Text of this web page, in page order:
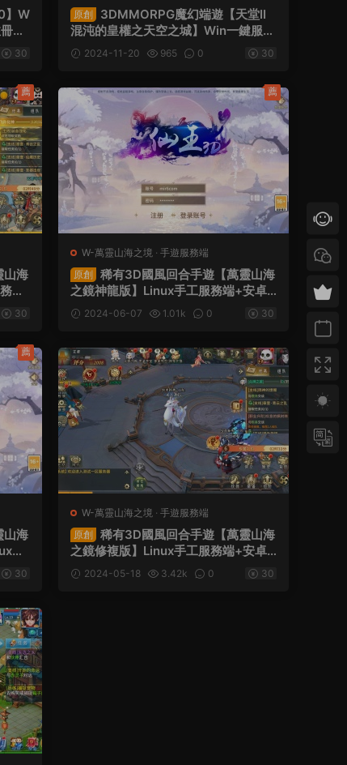
】W
30
原創
3DMMORPG魔幻端遊【天堂II
混沌的皇權之天空之城】Win一鍵服務
端+PC客戶端+假人陪玩+視頻架設教
程
2024-11-20 965 0 30
山海
端
後
架
30
薦
W-萬靈山海之境 · 手遊服務端
原創
稀有3D國風回合手遊【萬靈山海
之鏡神龍版】Linux手工服務端+安卓
蘋果雙端+GM授權後台+運營後台+假
人陪玩+無限開新區腳本+視頻架設教
2024-06-07 1.01k 0 30
薦
山海
手
台
30
薦
W-萬靈山海之境 · 手遊服務端
原創
稀有3D國風回合手遊【萬靈山海
之鏡修複版】Linux手工服務端+安卓
蘋果雙端+GM授權後台+假人陪玩+視
頻架設教程
2024-05-18 3.42k 0 30